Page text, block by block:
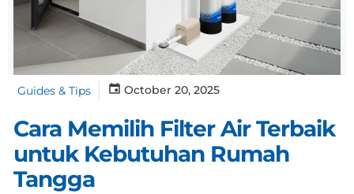
Guides & Tips October 20, 2025
Cara Memilih Filter Air Terbaik
untuk Kebutuhan Rumah
Tangga